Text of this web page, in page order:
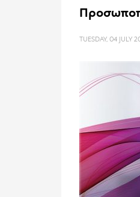
TUESDAY, 04 JULY